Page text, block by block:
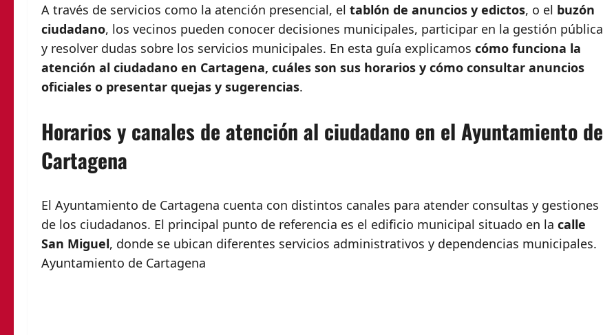
A través de servicios como la atención presencial, el tablón de anuncios y edictos, o el buzón
ciudadano, los vecinos pueden conocer decisiones municipales, participar en la gestión pública
y resolver dudas sobre los servicios municipales. En esta guía explicamos cómo funciona la
atención al ciudadano en Cartagena, cuáles son sus horarios y cómo consultar anuncios
oficiales o presentar quejas y sugerencias.
Horarios y canales de atención al ciudadano en el Ayuntamiento de
Cartagena
El Ayuntamiento de Cartagena cuenta con distintos canales para atender consultas y gestiones
de los ciudadanos. El principal punto de referencia es el edificio municipal situado en la calle
San Miguel, donde se ubican diferentes servicios administrativos y dependencias municipales.
Ayuntamiento de Cartagena